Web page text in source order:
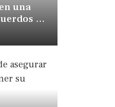
una
de